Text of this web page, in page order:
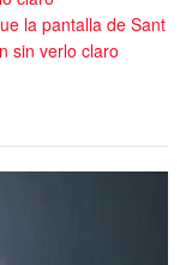
la pantalla de Sant
sin verlo claro